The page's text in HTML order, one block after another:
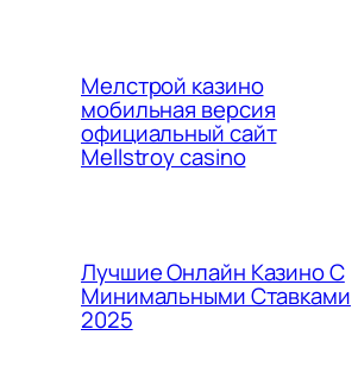
Мелстрой казино
мобильная версия
официальный сайт
Mellstroy casino
Лучшие Онлайн Казино С
Минимальными Ставками
2025